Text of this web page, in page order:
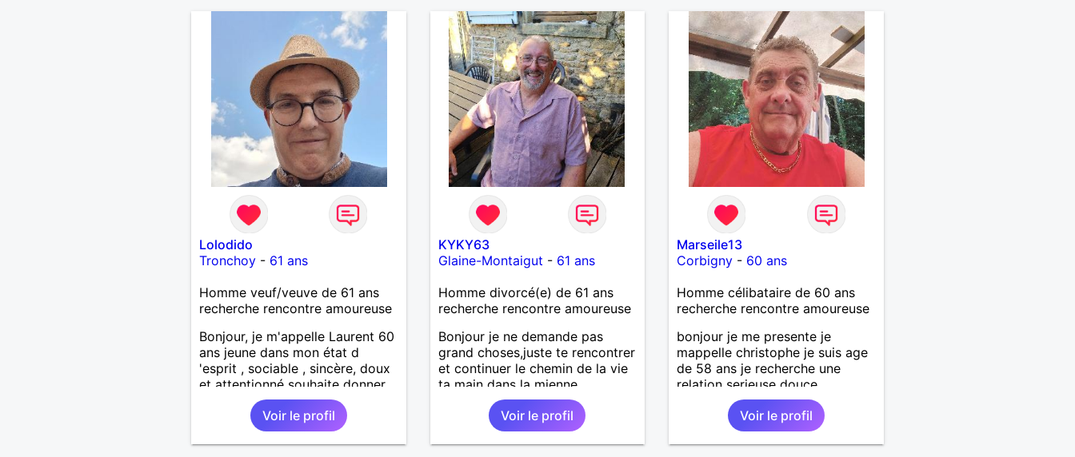
Lolodido
Tronchoy- 61 ans
Homme veuf/veuve de 61 ans
recherche rencontre amoureuse
Bonjour, je m'appelle Laurent 60
ans jeune dans mon état d
'esprit , sociable , sincère, doux
et attentionné souhaite donner
de la tendresse , de l'amour et
beaucoup de bonheur a la
femme qui souhaitera partager
ma vie . Bientôt en retraite a la
Voir le profil
KYKY63
Glaine-Montaigut - 61 ans
Homme divorcé(e) de 61 ans
recherche rencontre amoureuse
Bonjour je ne demande pas
grand choses,juste te rencontrer
et continuer le chemin de la vie
ta main dans la mienne
Voir le profil
Marseile13
Corbigny - 60 ans
Homme célibataire de 60 ans
recherche rencontre amoureuse
bonjour je me presente je
mappelle christophe je suis age
de 58 ans je recherche une
relation serieuse douce
attentionné et honnête je n'aime
pas les mensonges et les
cachotteries je suis un homme
sensible doux câlin et franc. PS
Voir le profil